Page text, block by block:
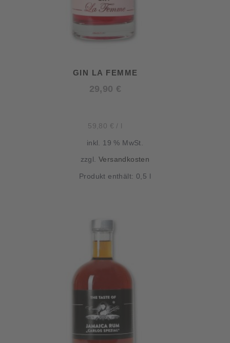
GIN LA FEMME
29,90 €
59,80 € /
inkl. 19 % MwSt.
zzgl.Versandkosten
Produkt enthält: 0,5 l